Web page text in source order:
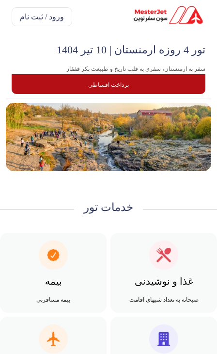
ورود / ثبت نام
تور 4 روزه ارمنستان | 10 تیر 1404
سفر به ارمنستان، سفری به قلب تاریخ و طبیعت بکر قفقاز
پرداخت اقساطی
خدمات تور
غذا و نوشیدنی
صبحانه به تعداد شبهای اقامت
بیمه
بیمه مسافرتی